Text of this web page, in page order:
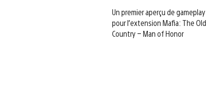
Un premier aperçu de gameplay
pour l’extension Mafia: The Old
Country – Man of Honor